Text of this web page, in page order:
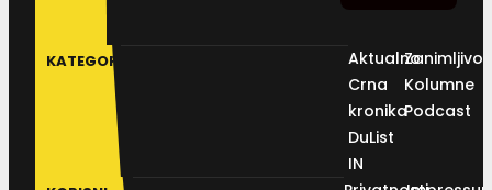
KATEGORIJE
Aktualno
Crna
kronika
DuList
IN
Kolumne
Podcast